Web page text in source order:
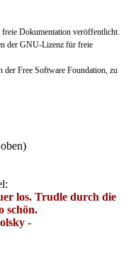
Dokumentation veröffentlicht.
der GNU-Lizenz für freie
der Free Software Foundation, zu
los. Trudle durch die
schön.
-